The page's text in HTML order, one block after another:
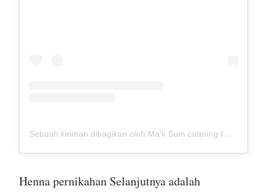
Sebuah kiriman dibagikan oleh Ma'k Sum catering (@mak_sumcatering)
Henna pernikahan Selanjutnya adalah